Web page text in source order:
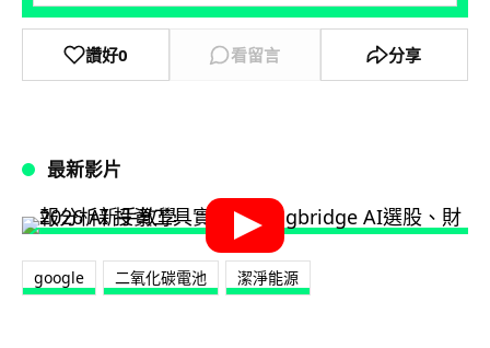
讚好0 看留言 分享
最新影片
google 二氧化碳電池 潔淨能源